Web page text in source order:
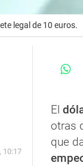
legal de 10 euros.
10:17
El
otras
que